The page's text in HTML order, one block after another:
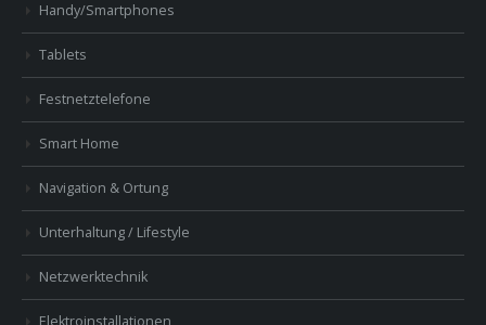
Handy/Smartphones
Tablets
Festnetztelefone
Smart Home
Navigation & Ortung
Unterhaltung / Lifestyle
Netzwerktechnik